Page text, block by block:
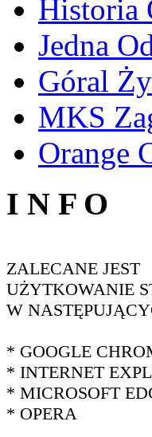
Historia
Jedna
Góral
MKS
Orange
I N F O
ZALECANE JEST
UŻYTKOWANIE
W
* GOOGLE
* INTERNET
* MICROSOFT
* OPERA